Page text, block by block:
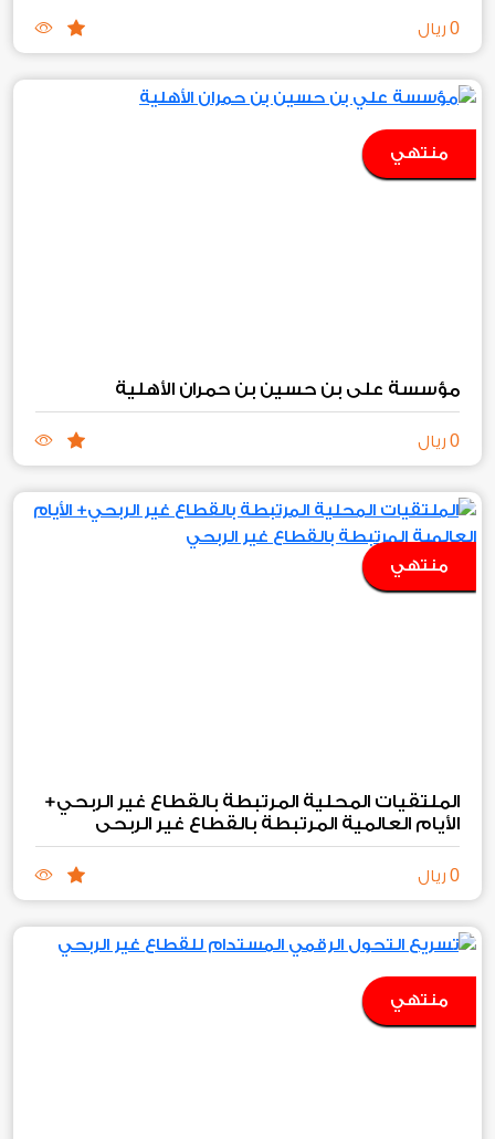
0 ريال
منتهي
مؤسسة علي بن حسين بن حمران الأهلية
0 ريال
منتهي
الملتقيات المحلية المرتبطة بالقطاع غير الربحي+
الأيام العالمية المرتبطة بالقطاع غير الربحي
0 ريال
منتهي